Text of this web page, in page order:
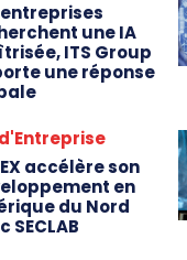
entreprises
une IA
ITS Group
une réponse
accélère son
en
du Nord
SECLAB